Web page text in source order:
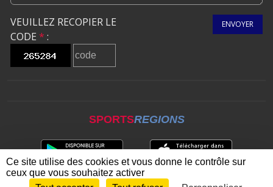
VEUILLEZ RECOPIER LE
CODE * :
ENVOYER
SPORTSREGIONS
Ce site utilise des cookies et vous donne le contrôle sur
ceux que vous souhaitez activer